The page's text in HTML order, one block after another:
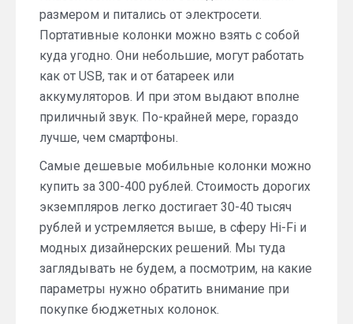
размером и питались от электросети.
Портативные колонки можно взять с собой
куда угодно. Они небольшие, могут работать
как от USB, так и от батареек или
аккумуляторов. И при этом выдают вполне
приличный звук. По-крайней мере, гораздо
лучше, чем смартфоны.
Самые дешевые мобильные колонки можно
купить за 300-400 рублей. Стоимость дорогих
экземпляров легко достигает 30-40 тысяч
рублей и устремляется выше, в сферу Hi-Fi и
модных дизайнерских решений. Мы туда
заглядывать не будем, а посмотрим, на какие
параметры нужно обратить внимание при
покупке бюджетных колонок.